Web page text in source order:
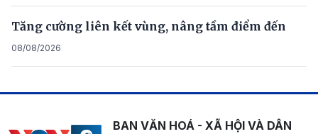
Tăng cường liên kết vùng, nâng tầm điểm đến
08/08/2026
BAN VĂN HOÁ - XÃ HỘI VÀ DÂN